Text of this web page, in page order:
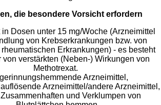
die besondere Vorsicht erfordern
in Dosen unter 15 mg/Woche (Arzneimittel
von Krebserkrankungen bzw. von
rheumatischen Erkrankungen) - es besteht
von verstärkten (Neben-) Wirkungen von
Methotrexat.
Arzneimittel,
Arzneimittel/andere Arzneimittel,
und Verklumpen von